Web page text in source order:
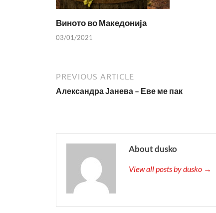
Виното во Македонија
03/01/2021
PREVIOUS ARTICLE
Александра Јанева – Еве ме пак
About dusko
View all posts by dusko →